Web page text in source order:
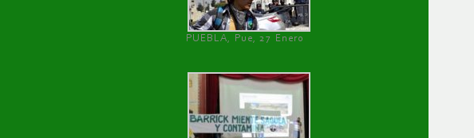
PUEBLA, Pue, 27 Enero